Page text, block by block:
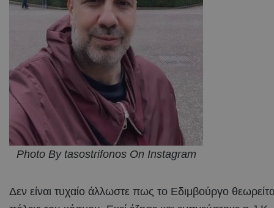
Photo By tasostrifonos On Instagram
Δεν είναι τυχαίο άλλωστε πως το Εδιμβούργο